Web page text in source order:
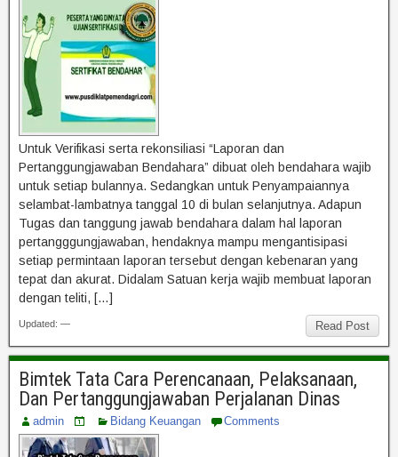
Untuk Verifikasi serta rekonsiliasi “Laporan dan
Pertanggungjawaban Bendahara” dibuat oleh bendahara wajib
untuk setiap bulannya. Sedangkan untuk Penyampaiannya
selambat-lambatnya tanggal 10 di bulan selanjutnya. Adapun
Tugas dan tanggung jawab bendahara dalam hal laporan
pertangggungjawaban, hendaknya mampu mengantisipasi
setiap permintaan laporan tersebut dengan kebenaran yang
tepat dan akurat. Didalam Satuan kerja wajib membuat laporan
dengan teliti, […]
Read Post
Updated: —
Bimtek Tata Cara Perencanaan, Pelaksanaan,
Dan Pertanggungjawaban Perjalanan Dinas
admin Bidang Keuangan Comments